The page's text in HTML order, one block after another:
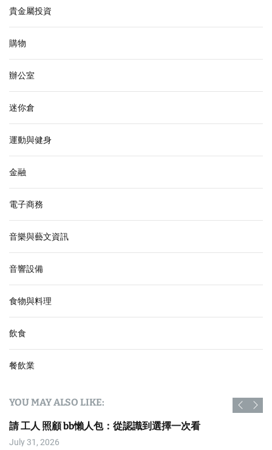
貴金屬投資
購物
辦公室
迷你倉
運動與健身
金融
電子商務
音樂與藝文資訊
音響設備
食物與料理
飲食
餐飲業
YOU MAY ALSO LIKE:
請 工人 照顧 bb懶人包：從認識到選擇一次看
July 31, 2026